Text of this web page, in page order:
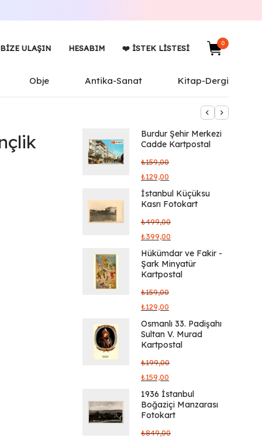
BIZE ULAŞIN HESABIM ❤️ İSTEK LISTESI
0
Obje Antika-Sanat Kitap-Dergi
Burdur Şehir Merkezi
Cadde Kartpostal
₺159,00
₺129,00
İstanbul Küçüksu
Kasrı Fotokart
₺499,00
₺399,00
Hükümdar ve Fakir -
Şark Minyatür
Kartpostal
₺159,00
₺129,00
Osmanlı 33. Padişahı
Sultan V. Murad
Kartpostal
₺199,00
₺159,00
1936 İstanbul
Boğaziçi Manzarası
Fotokart
₺849,00